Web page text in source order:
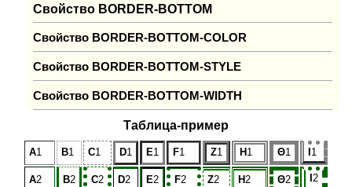
Свойство BORDER-BOTTOM
Свойство BORDER-BOTTOM-COLOR
Свойство BORDER-BOTTOM-STYLE
Свойство BORDER-BOTTOM-WIDTH
Таблица-пример
A1 B1 C1 D1 E1 F1 Z1 H 1 Θ1 1
A2 B2 C2 D2 E2 F2 Z2 H2 Θ2 2